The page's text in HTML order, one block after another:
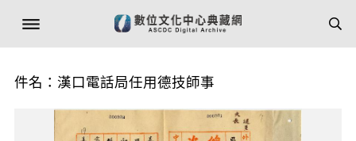
件名：漢口電話局任用德技師事